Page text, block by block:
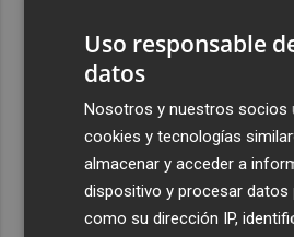
Uso responsable
datos
Nosotros y nuestros socios
cookies y tecnologías
almacenar y acceder a
dispositivo y procesar datos
como su dirección IP,